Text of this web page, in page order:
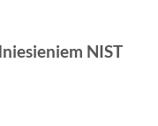
NIST